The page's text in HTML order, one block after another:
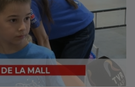
a început să vadă ...